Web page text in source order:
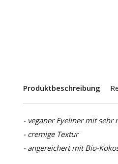
Produktbeschreibung
- veganer Eyeliner mit
- cremige Textur
- angereichert mit Bio-